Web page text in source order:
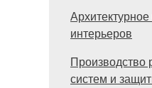
интерьеров
Производство
систем и